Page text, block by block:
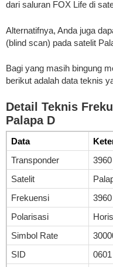
dari saluran FOX Life di
Alternatifnya, Anda juga
(blind scan) pada satelit
Bagi yang masih bingung
berikut adalah data teknis
Detail Teknis
Palapa D
Data
Transponder
Satelit
Frekuensi
3960
Polarisasi
Simbol Rate
SID
0601